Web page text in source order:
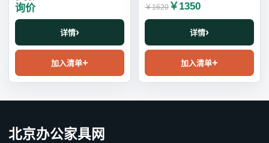
询价
详情
加入清单
￥1620 ￥1350
详情
加入清单
北京办公家具网